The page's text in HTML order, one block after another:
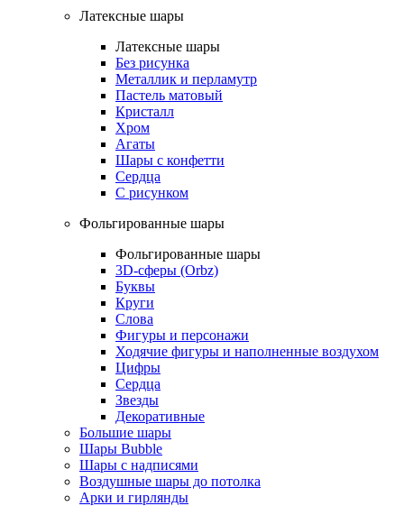
Латексные шары
Латексные шары
Без рисунка
Металлик и перламутр
Пастель матовый
Кристалл
Хром
Агаты
Шары с конфетти
Сердца
С рисунком
Фольгированные шары
Фольгированные шары
3D-сферы (Orbz)
Буквы
Круги
Слова
Фигуры и персонажи
Ходячие фигуры и наполненные воздухом
Цифры
Сердца
Звезды
Декоративные
Большие шары
Шары Bubble
Шары с надписями
Воздушные шары до потолка
Арки и гирлянды